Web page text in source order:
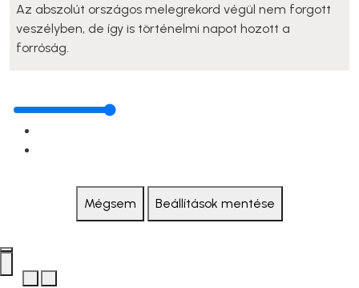
Az abszolút országos melegrekord végül nem forgott
veszélyben, de így is történelmi napot hozott a
forróság.
Mégsem Beállítások mentése